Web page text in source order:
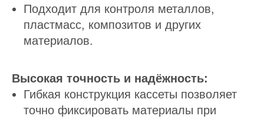
Подходит для контроля металлов,
пластмасс, композитов и других
материалов.
Высокая точность и надёжность:
Гибкая конструкция кассеты позволяет
точно фиксировать материалы при